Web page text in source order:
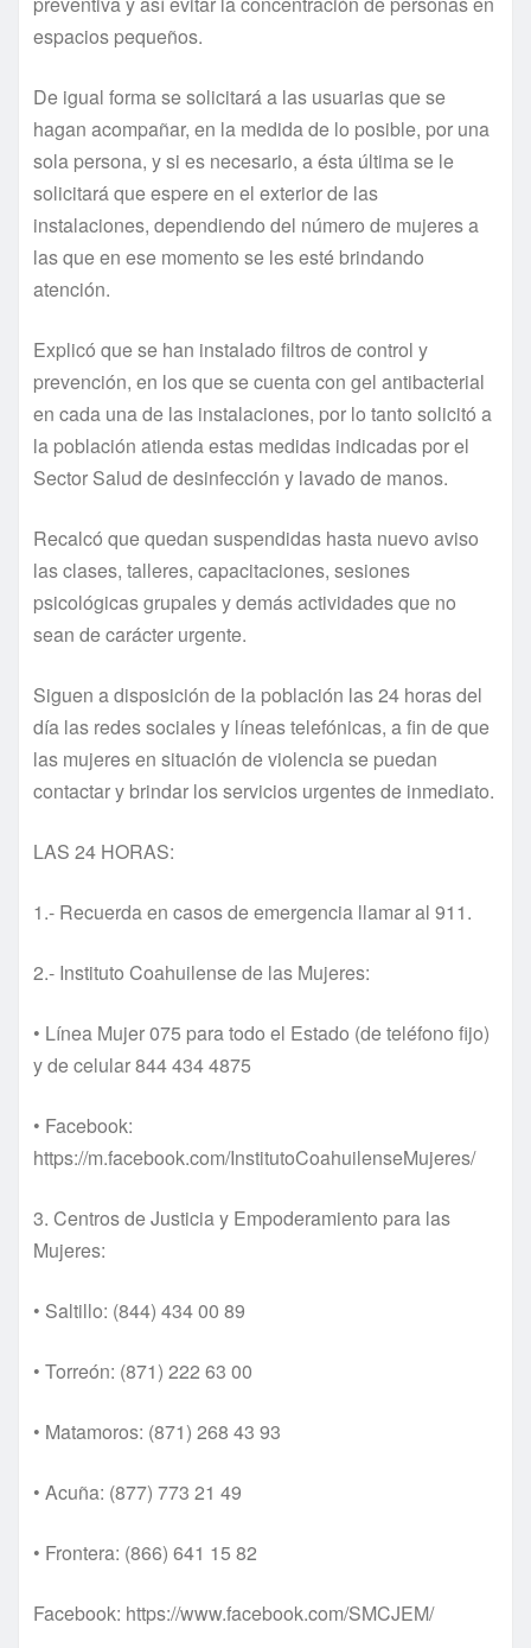
espacios pequeños.
De igual forma se solicitará a las usuarias que se
hagan acompañar, en la medida de lo posible, por una
sola persona, y si es necesario, a ésta última se le
solicitará que espere en el exterior de las
instalaciones, dependiendo del número de mujeres a
las que en ese momento se les esté brindando
atención.
Explicó que se han instalado filtros de control y
prevención, en los que se cuenta con gel antibacterial
en cada una de las instalaciones, por lo tanto solicitó a
la población atienda estas medidas indicadas por el
Sector Salud de desinfección y lavado de manos.
Recalcó que quedan suspendidas hasta nuevo aviso
las clases, talleres, capacitaciones, sesiones
psicológicas grupales y demás actividades que no
sean de carácter urgente.
Siguen a disposición de la población las 24 horas del
día las redes sociales y líneas telefónicas, a fin de que
las mujeres en situación de violencia se puedan
contactar y brindar los servicios urgentes de inmediato.
LAS 24 HORAS:
1.- Recuerda en casos de emergencia llamar al 911.
2.- Instituto Coahuilense de las Mujeres:
• Línea Mujer 075 para todo el Estado (de teléfono fijo)
y de celular 844 434 4875
• Facebook:
https://m.facebook.com/InstitutoCoahuilenseMujeres/
3. Centros de Justicia y Empoderamiento para las
Mujeres:
• Saltillo: (844) 434 00 89
• Torreón: (871) 222 63 00
• Matamoros: (871) 268 43 93
• Acuña: (877) 773 21 49
• Frontera: (866) 641 15 82
Facebook: https://www.facebook.com/SMCJEM/